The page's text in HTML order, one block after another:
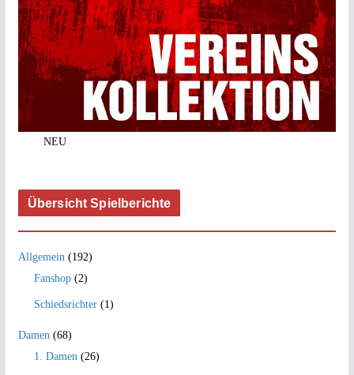
NEU
Übersicht Spielberichte
Allgemein (192)
Fanshop(2)
Schiedsrichter(1)
Damen (68)
1. Damen (26)